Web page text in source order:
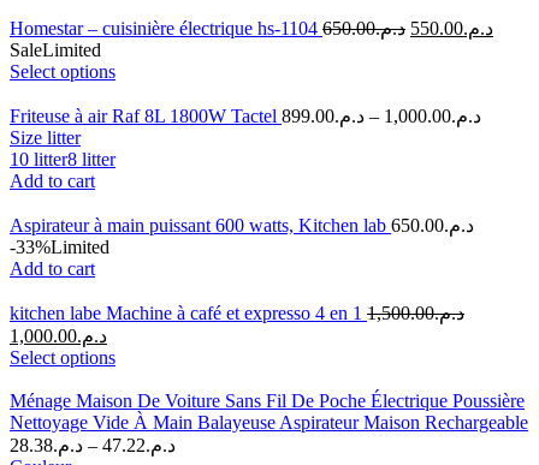
Homestar – cuisinière électrique hs-1104 د.م.650.00 د.م.550.00
SaleLimited
Select options
Friteuse à air Raf 8L 1800W Tactel د.م.899.00 – د.م.1,000.00
Size litter
10 litter8 litter
Add to cart
Aspirateur à main puissant 600 watts, Kitchen lab د.م.650.00
-33%Limited
Add to cart
kitchen labe Machine à café et expresso 4 en 1 د.م.1,500.00
د.م.1,000.00
Select options
Ménage Maison De Voiture Sans Fil De Poche Électrique Poussière
Nettoyage Vide À Main Balayeuse Aspirateur Maison Rechargeable
د.م.28.38 – د.م.47.22